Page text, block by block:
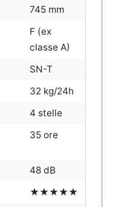
745 mm
F (ex
classe A)
SN-T
32 kg/24h
4 stelle
35 ore
48 dB
★★★★★